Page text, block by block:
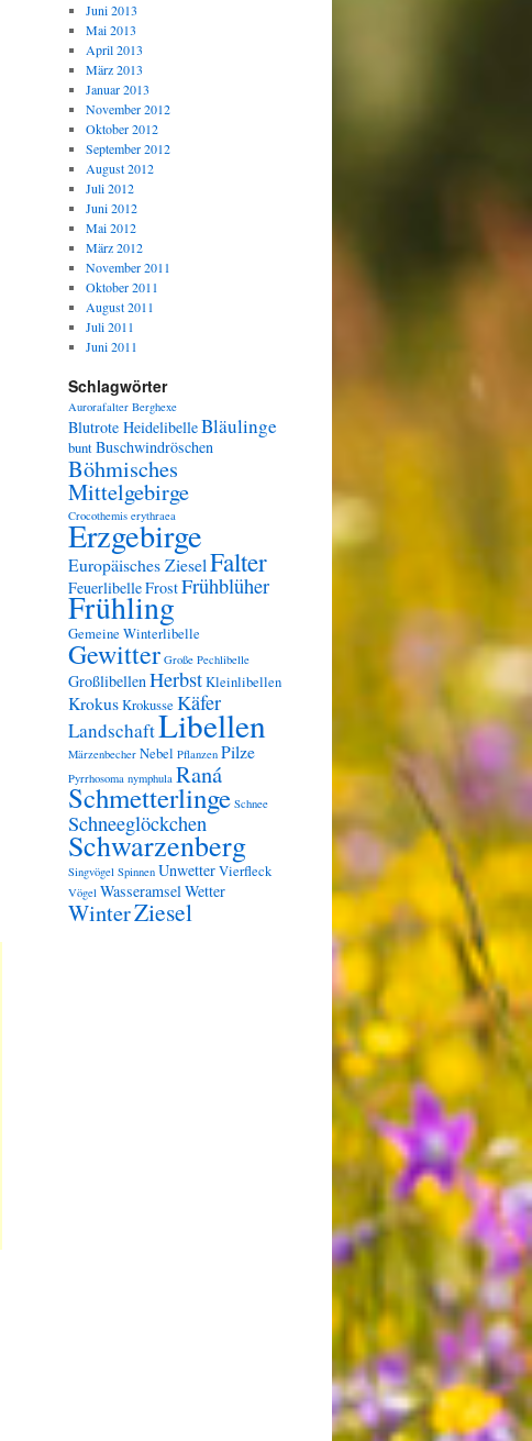
Juni 2013
Mai 2013
April 2013
März 2013
Januar 2013
November 2012
Oktober 2012
September 2012
August 2012
Juli 2012
Juni 2012
Mai 2012
März 2012
November 2011
Oktober 2011
August 2011
Juli 2011
Juni 2011
Schlagwörter
Aurorafalter Berghexe
Blutrote HeidelibelleBläulinge
buntBuschwindröschen
Böhmisches
Mittelgebirge
Crocothemis erythraea
Erzgebirge
Europäisches ZieselFalter
FeuerlibelleFrostFrühblüher
Frühling
Gemeine Winterlibelle
Gewitter Große Pechlibelle
GroßlibellenHerbstKleinlibellen
KrokusKrokusse Käfer
LandschaftLibellen
Märzenbecher Nebel Pflanzen Pilze
Pyrrhosoma nymphula Raná
Schmetterlinge Schnee
Schneeglöckchen
Schwarzenberg
Singvögel Spinnen UnwetterVierfleck
Vögel WasseramselWetter
WinterZiesel